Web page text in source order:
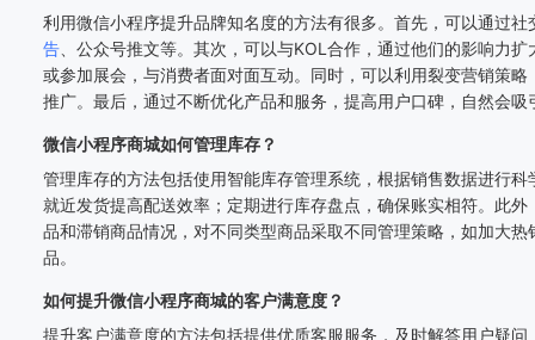
利用微信小程序提升品牌知名度的方法有很多。首先，可以通过
告 、公众号推文等。其次，可以与KOL合作，通过他们的影响力
或参加展会，与消费者面对面互动。同时，可以利用裂变营销策
推广。最后，通过不断优化产品和服务，提高用户口碑，自然会吸
微信小程序商城如何管理库存？
管理库存的方法包括使用智能库存管理系统，根据销售数据进行
就近发货提高配送效率；定期进行库存盘点，确保账实相符。此
品和滞销商品情况，对不同类型商品采取不同管理策略，如加大
品。
如何提升微信小程序商城的客户满意度？
提升客户满意度的方法包括提供优质客服服务，及时解答用户疑